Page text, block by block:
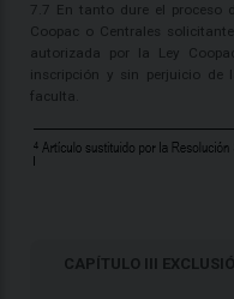
7.7 En tanto dure el proceso
Coopac o Centrales
autorizada por la Ley
inscripción y sin perjuicio de
faculta.
CAPÍTULO III